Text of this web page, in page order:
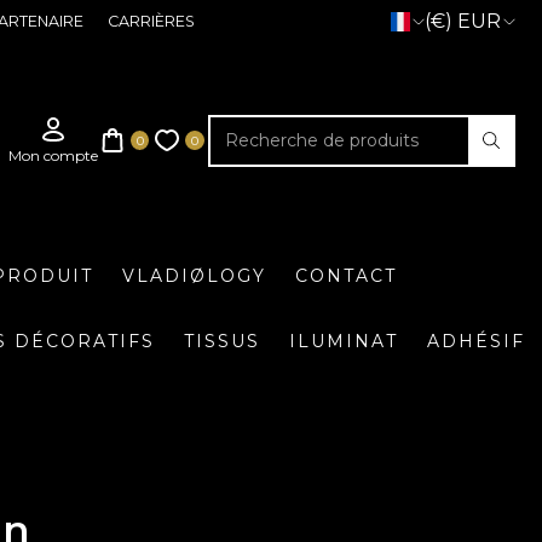
CARRIÈRES (€) EUR
VLADIØLOGY CONTACT
DÉCORATIFS TISSUS ILUMINAT ADHÉSIF